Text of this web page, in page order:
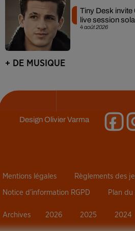
4 août 2026
Tiny Desk invite
live session
+ DE MUSIQUE
DesignOlivier Varma
Mentions légales Règlements des
Notice d’information RGPD Plan du
Archives 2026 2025 2024